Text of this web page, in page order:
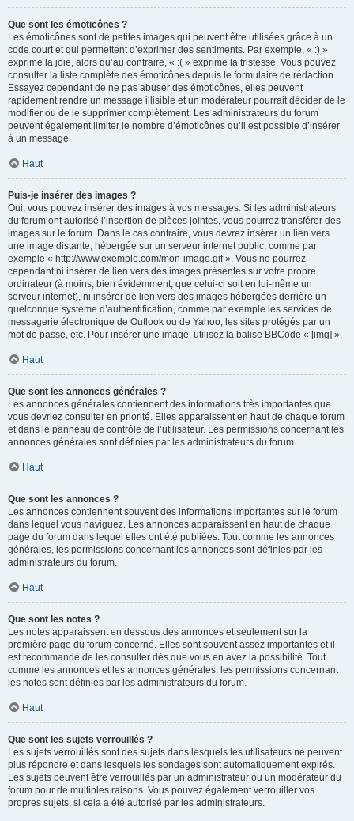
Que sont les émoticônes ?
Les émoticônes sont de petites images qui peuvent être utilisées grâce à un
code court et qui permettent d’exprimer des sentiments. Par exemple, « :) »
exprime la joie, alors qu’au contraire, « :( » exprime la tristesse. Vous pouvez
consulter la liste complète des émoticônes depuis le formulaire de rédaction.
Essayez cependant de ne pas abuser des émoticônes, elles peuvent
rapidement rendre un message illisible et un modérateur pourrait décider de le
modifier ou de le supprimer complètement. Les administrateurs du forum
peuvent également limiter le nombre d’émoticônes qu’il est possible d’insérer
à un message.
Haut
Puis-je insérer des images ?
Oui, vous pouvez insérer des images à vos messages. Si les administrateurs
du forum ont autorisé l’insertion de pièces jointes, vous pourrez transférer des
images sur le forum. Dans le cas contraire, vous devrez insérer un lien vers
une image distante, hébergée sur un serveur internet public, comme par
exemple « http://www.exemple.com/mon-image.gif ». Vous ne pourrez
cependant ni insérer de lien vers des images présentes sur votre propre
ordinateur (à moins, bien évidemment, que celui-ci soit en lui-même un
serveur internet), ni insérer de lien vers des images hébergées derrière un
quelconque système d’authentification, comme par exemple les services de
messagerie électronique de Outlook ou de Yahoo, les sites protégés par un
mot de passe, etc. Pour insérer une image, utilisez la balise BBCode « [img] ».
Haut
Que sont les annonces générales ?
Les annonces générales contiennent des informations très importantes que
vous devriez consulter en priorité. Elles apparaissent en haut de chaque forum
et dans le panneau de contrôle de l’utilisateur. Les permissions concernant les
annonces générales sont définies par les administrateurs du forum.
Haut
Que sont les annonces ?
Les annonces contiennent souvent des informations importantes sur le forum
dans lequel vous naviguez. Les annonces apparaissent en haut de chaque
page du forum dans lequel elles ont été publiées. Tout comme les annonces
générales, les permissions concernant les annonces sont définies par les
administrateurs du forum.
Haut
Que sont les notes ?
Les notes apparaissent en dessous des annonces et seulement sur la
première page du forum concerné. Elles sont souvent assez importantes et il
est recommandé de les consulter dès que vous en avez la possibilité. Tout
comme les annonces et les annonces générales, les permissions concernant
les notes sont définies par les administrateurs du forum.
Haut
Que sont les sujets verrouillés ?
Les sujets verrouillés sont des sujets dans lesquels les utilisateurs ne peuvent
plus répondre et dans lesquels les sondages sont automatiquement expirés.
Les sujets peuvent être verrouillés par un administrateur ou un modérateur du
forum pour de multiples raisons. Vous pouvez également verrouiller vos
propres sujets, si cela a été autorisé par les administrateurs.